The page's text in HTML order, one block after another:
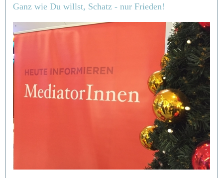
Ganz wie Du willst, Schatz - nur Frieden!